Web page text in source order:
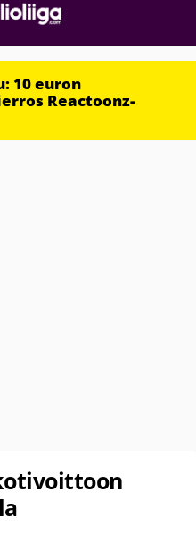
10 euron
Reactoonz-